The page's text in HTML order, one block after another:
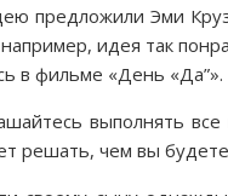
предложили Эми
идея так
в фильме «День «Да”».
выполнять
решать, чем вы